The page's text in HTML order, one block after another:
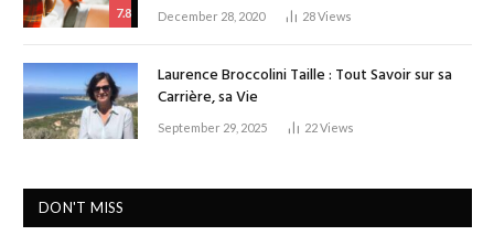
7.8 December 28, 2020 28Views
Laurence Broccolini Taille : Tout Savoir sur sa
Carrière, sa Vie
September 29, 2025 22Views
DON'T MISS